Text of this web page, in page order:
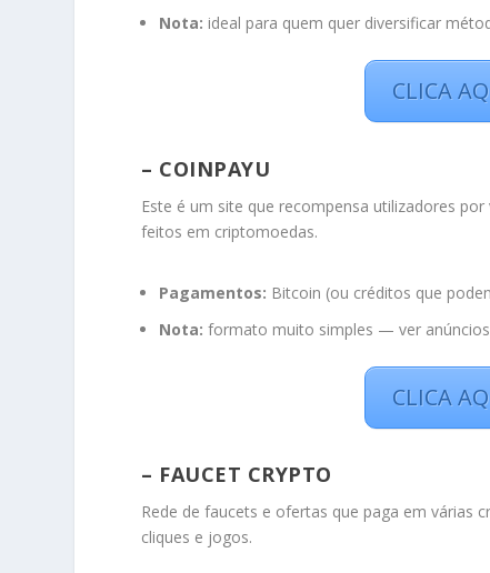
Nota: ideal para quem quer diversificar
CLICA
– COINPAYU
Este é um site que recompensa utilizadores
feitos em criptomoedas.
Pagamentos: Bitcoin (ou créditos que
Nota: formato muito simples — ver
CLICA
– FAUCET CRYPTO
Rede de faucets e ofertas que paga em várias
cliques e jogos.